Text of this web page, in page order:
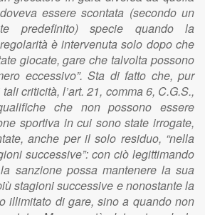
essere scontata (secondo un
predefinito) specie quando la
è intervenuta solo dopo che
giocate, gare che talvolta possono
eccessivo”. Sta di fatto che, pur
criticità, l’art. 21, comma 6, C.G.S.,
che non possono essere
sportiva in cui sono state irrogate,
anche per il solo residuo, “nella
successive”: con ciò legittimando
sanzione possa mantenere la sua
stagioni successive e nonostante la
illimitato di gare, sino a quando non